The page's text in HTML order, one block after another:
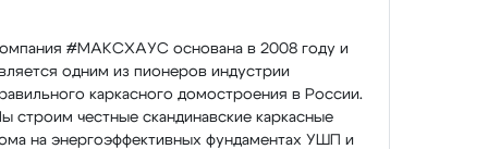
#МАКСХАУС основана в 2008 году и
одним из пионеров индустрии
каркасного домостроения в России.
строим честные скандинавские каркасные
на энергоэффективных фундаментах УШП и